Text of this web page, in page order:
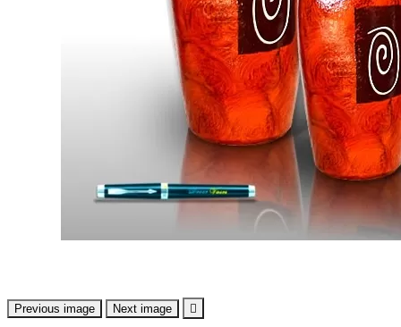
Previous image Next image 